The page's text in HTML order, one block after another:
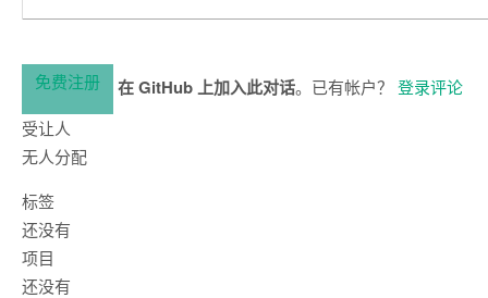
免费注册 在 GitHub 上加入此对话。已有帐户？ 登录评论
受让人
无人分配
标签
还没有
项目
还没有